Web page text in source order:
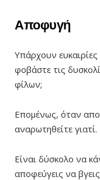
Αποφυγή
Υπάρχουν
φοβάστε τις
φίλων;
Επομένως, όταν
αναρωτηθείτε γιατί.
Είναι δύσκολο να
αποφεύγεις να